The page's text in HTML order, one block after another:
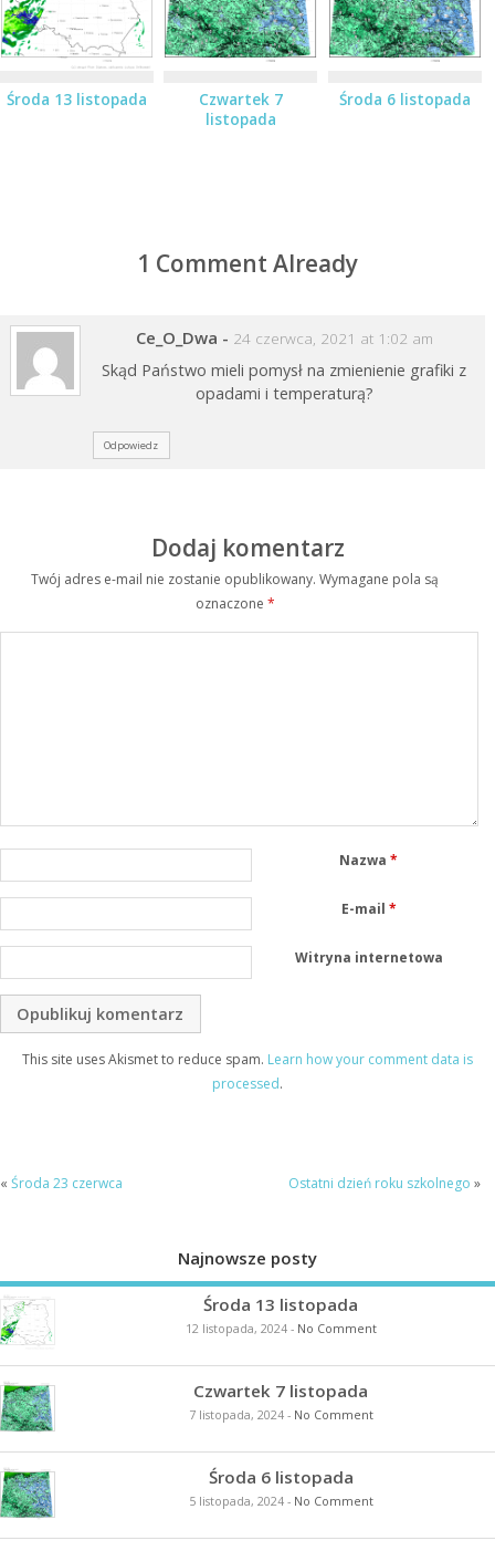
Środa 13 listopada
Czwartek 7
listopada
Środa 6 listopada
1 Comment Already
Ce_O_Dwa - 24 czerwca, 2021 at 1:02 am
Skąd Państwo mieli pomysł na zmienienie grafiki z
opadami i temperaturą?
Odpowiedz
Dodaj komentarz
Twój adres e-mail nie zostanie opublikowany. Wymagane pola są
oznaczone *
Nazwa*
E-mail *
Witryna internetowa
This site uses Akismet to reduce spam. Learn how your comment data is
processed.
« Środa 23 czerwca Ostatni dzień roku szkolnego »
Najnowsze posty
Środa 13 listopada
12 listopada, 2024- No Comment
Czwartek 7 listopada
7 listopada, 2024- No Comment
Środa 6 listopada
5 listopada, 2024- No Comment